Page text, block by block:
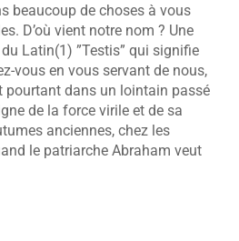
beaucoup de choses à vous
D’où vient notre nom ? Une
Latin(1) ”Testis” qui signifie
vous en vous servant de nous,
pourtant dans un lointain passé
de la force virile et de sa
anciennes, chez les
le patriarche Abraham veut